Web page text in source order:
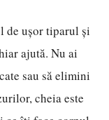
de ușor tiparul și
ajută. Nu ai
sau să elimini
cheia este